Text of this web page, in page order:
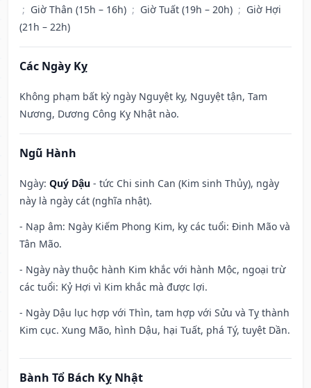
; Giờ Thân (15h – 16h) ; Giờ Tuất (19h – 20h) ; Giờ Hợi
(21h – 22h)
Các Ngày Kỵ
Không phạm bất kỳ ngày Nguyệt kỵ, Nguyệt tận, Tam
Nương, Dương Công Kỵ Nhật nào.
Ngũ Hành
Ngày: Quý Dậu - tức Chi sinh Can (Kim sinh Thủy), ngày
này là ngày cát (nghĩa nhật).
- Nạp âm: Ngày Kiếm Phong Kim, kỵ các tuổi: Đinh Mão và
Tân Mão.
- Ngày này thuộc hành Kim khắc với hành Mộc, ngoại trừ
các tuổi: Kỷ Hợi vì Kim khắc mà được lợi.
- Ngày Dậu lục hợp với Thìn, tam hợp với Sửu và Tỵ thành
Kim cục. Xung Mão, hình Dậu, hại Tuất, phá Tý, tuyệt Dần.
Bành Tổ Bách Kỵ Nhật